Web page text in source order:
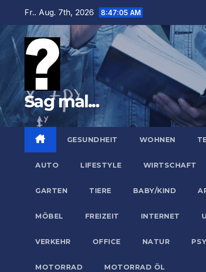
springen
Fr.. Aug. 7th, 2026 8:47:06 AM
Sag mal...
GESUNDHEIT WOHNEN
AUTO LIFESTYLE WIRTSCHAFT
GARTEN TIERE BABY/KIND
MÖBEL FREIZEIT INTERNET
VERKEHR OFFICE NATUR
MOTORRAD MOTORRAD ÖL